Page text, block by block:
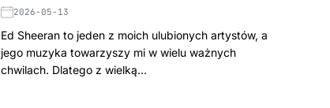
2026-05-13
Ed Sheeran to jeden z moich ulubionych artystów, a
jego muzyka towarzyszy mi w wielu ważnych
chwilach. Dlatego z wielką…